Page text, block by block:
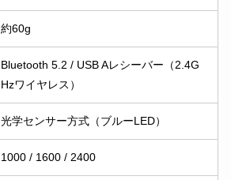
約60g
Bluetooth 5.2 / USB Aレシーバー（2.4G
Hzワイヤレス）
光学センサー方式（ブルーLED）
1000 / 1600 / 2400